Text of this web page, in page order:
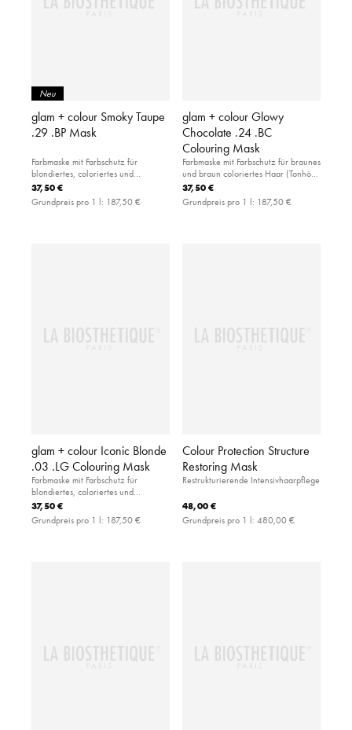
Neu
glam + colour Smoky Taupe
.29 .BP Mask
Farbmaske mit Farbschutz für
blondiertes, coloriertes und
naturblondes Haar (Tonhöhe 8–11).
37,50 €
Grundpreis pro 1 l: 187,50 €
glam + colour Glowy
Chocolate .24 .BC
Colouring Mask
Farbmaske mit Farbschutz für braunes
und braun coloriertes Haar (Tonhöhe
3-7).
37,50 €
Grundpreis pro 1 l: 187,50 €
glam + colour Iconic Blonde
.03 .LG Colouring Mask
Farbmaske mit Farbschutz für
blondiertes, coloriertes und
naturblondes Haar (Tonhöhe 8-11).
37,50 €
Grundpreis pro 1 l: 187,50 €
Colour Protection Structure
Restoring Mask
Restrukturierende Intensivhaarpflege
48,00 €
Grundpreis pro 1 l: 480,00 €